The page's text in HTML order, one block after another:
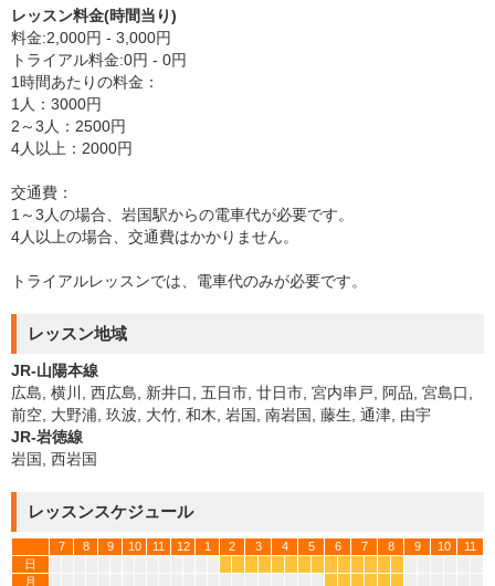
レッスン料金(時間当り)
料金:2,000円 - 3,000円
トライアル料金:0円 - 0円
1時間あたりの料金：
1人：3000円
2～3人：2500円
4人以上：2000円
交通費：
1～3人の場合、岩国駅からの電車代が必要です。
4人以上の場合、交通費はかかりません。
トライアルレッスンでは、電車代のみが必要です。
レッスン地域
JR-山陽本線
広島, 横川, 西広島, 新井口, 五日市, 廿日市, 宮内串戸, 阿品, 宮島口,
前空, 大野浦, 玖波, 大竹, 和木, 岩国, 南岩国, 藤生, 通津, 由宇
JR-岩徳線
岩国, 西岩国
レッスンスケジュール
7 8 9 10 11 12 1 2 3 4 5 6 7 8 9 10
11
日
月